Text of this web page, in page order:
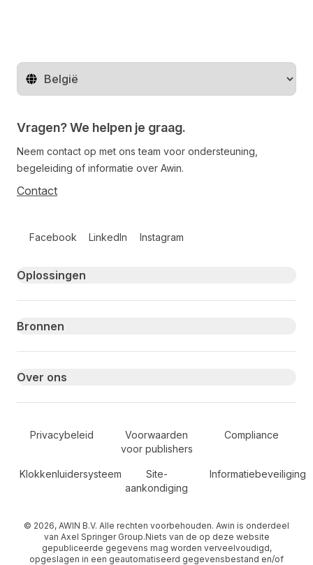
Regio wijzigen
Vragen? We helpen je graag.
Neem contact op met ons team voor ondersteuning,
begeleiding of informatie over Awin.
Contact
Facebook LinkedIn Instagram
Primary footer navigation
Oplossingen
Bronnen
Over ons
Secondary Footer Navigation
Privacybeleid
Voorwaarden
voor publishers
Compliance
Klokkenluidersysteem
Site-
aankondiging
Informatiebeveiliging
© 2026, AWIN B.V. Alle rechten voorbehouden. Awin is onderdeel
van Axel Springer Group.Niets van de op deze website
gepubliceerde gegevens mag worden verveelvoudigd,
opgeslagen in een geautomatiseerd gegevensbestand en/of